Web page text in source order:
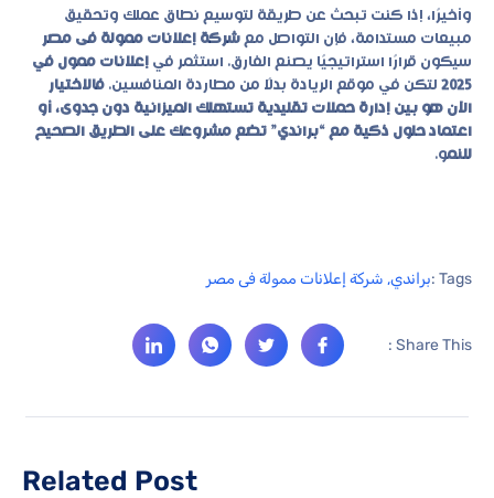
وأخيرًا، إذا كنت تبحث عن طريقة لتوسيع نطاق عملك وتحقيق
مبيعات مستدامة، فإن التواصل مع شركة إعلانات ممولة فى مصر
سيكون قرارًا استراتيجيًا يصنع الفارق. استثمر في إعلانات ممول في
2025 لتكن في موقع الريادة بدلًا من مطاردة المنافسين. فالاختيار
الآن هو بين إدارة حملات تقليدية تستهلك الميزانية دون جدوى، أو
اعتماد حلول ذكية مع “براندي” تضع مشروعك على الطريق الصحيح
للنمو.
Tags : براندي, شركة إعلانات ممولة فى مصر
Share This :
Related Post